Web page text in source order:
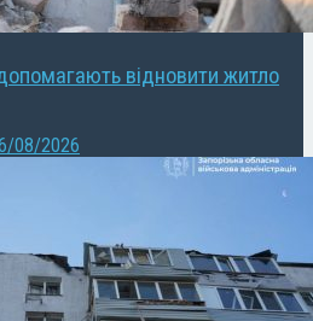
відновити житло
08/2026